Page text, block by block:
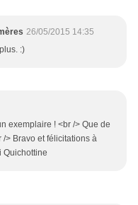
26/05/2015 14:35
:)
exemplaire ! <br /> Que de
> Bravo et félicitations à
Quichottine